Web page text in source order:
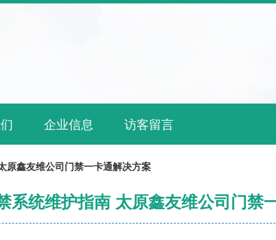
企业信息 访客留言
原鑫友维公司门禁一卡通解决方案
系统维护指南 太原鑫友维公司门禁